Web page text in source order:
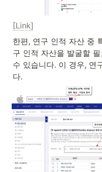
[Link]
한편, 연구 인적 자산 중
구 인적 자산을 발굴할
수 있습니다. 이 경우, 연
다.